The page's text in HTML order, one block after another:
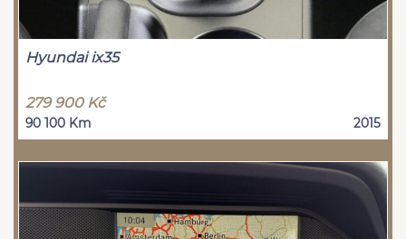
Hyundai ix35
279 900 Kč
90 100 Km 2015